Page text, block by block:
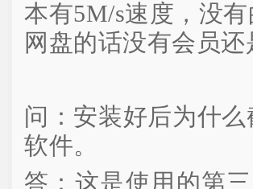
本有5M/s速度，没
网盘的话没有会员
问：安装好后为什
软件。
答：这是使用的第